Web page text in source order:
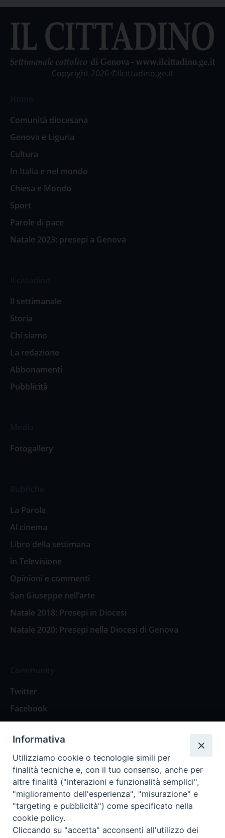
Copyright 2026 ©ilcittadino.ge.it
Comunità diocesana
Genova e Liguria
Cultura
In Italia e nel mondo
Chiesa e Mondo
Sport
Parole di pace
Natale 2023: presepi a Genova
Il settimanale
Storia
Chi siamo
La redazione
Abbonamenti
Pubblicità
Fotogallery
La Parola
Al cinema
Libro della settimana
in Televisione
Opinioni e commenti
San Giuseppe nell’arte
Natale 2018: Presepi in Diocesi
Natale 2020: Presepi nella Diocesi di Genova
Twitter
Facebook
Contattaci
Spazio Lettori
Eventi
Eventi diocesani
Informativa
Utilizziamo cookie o tecnologie simili per
finalità tecniche e, con il tuo consenso, anche per
altre finalità ("interazioni e funzionalità semplici",
"miglioramento dell'esperienza", "misurazione" e
"targeting e pubblicità") come specificato nella
cookie policy.
Cliccando su "accetta" acconsenti all'utilizzo dei